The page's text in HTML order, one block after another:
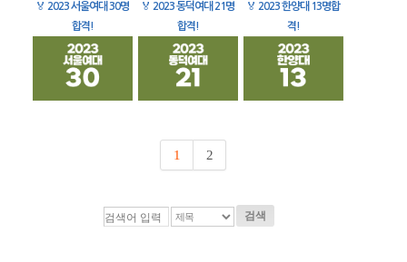
🏅 2023 서울여대 30명
합격!
🏅 2023 동덕여대 21명
합격!
🏅 2023 한양대 13명합
격!
1 2
검색